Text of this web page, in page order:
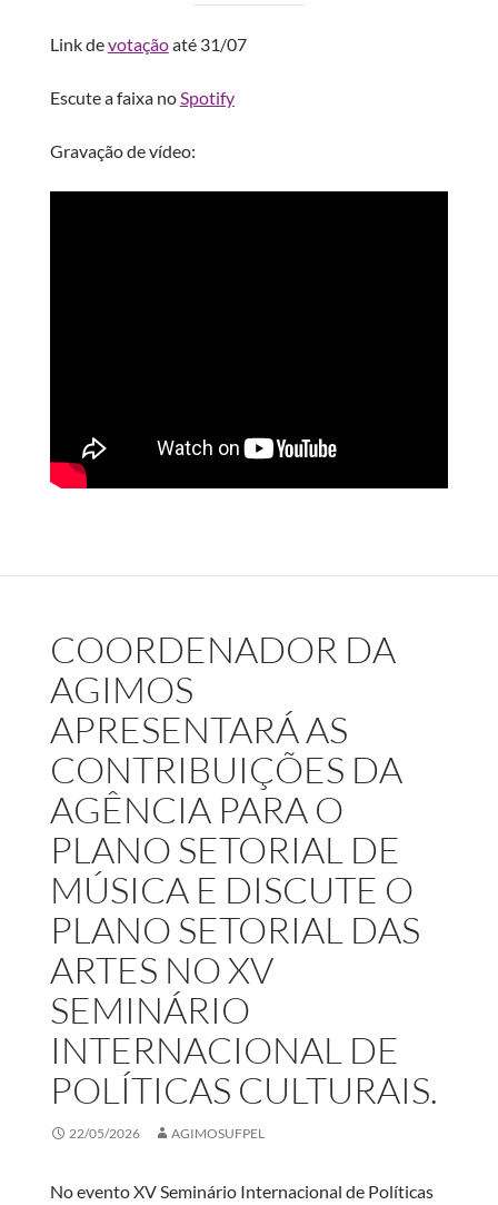
Link devotaçãoaté 31/07
Escute a faixa no Spotify
Gravação de vídeo:
COORDENADOR DA
AGIMOS
APRESENTARÁ AS
CONTRIBUIÇÕES DA
AGÊNCIA PARA O
PLANO SETORIAL DE
MÚSICA E DISCUTE O
PLANO SETORIAL DAS
ARTES NO XV
SEMINÁRIO
INTERNACIONAL DE
POLÍTICAS CULTURAIS.
22/05/2026 AGIMOSUFPEL
No evento XV Seminário Internacional de Políticas